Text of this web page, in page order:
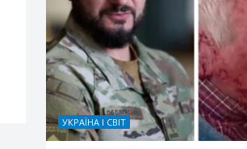
УКРАЇНА І СВІТ